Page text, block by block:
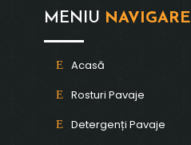
MENIU NAVIGARE
Acasă
Rosturi Pavaje
Detergenți Pavaje